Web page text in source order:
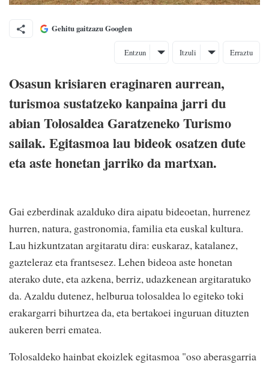
Gehitu gaitzazu Googlen
Entzun Itzuli Erraztu
Osasun krisiaren eraginaren aurrean,
turismoa sustatzeko kanpaina jarri du
abian Tolosaldea Garatzeneko Turismo
sailak. Egitasmoa lau bideok osatzen dute
eta aste honetan jarriko da martxan.
Gai ezberdinak azalduko dira aipatu bideoetan, hurrenez
hurren, natura, gastronomia, familia eta euskal kultura.
Lau hizkuntzatan argitaratu dira: euskaraz, katalanez,
gazteleraz eta frantsesez. Lehen bideoa aste honetan
aterako dute, eta azkena, berriz, udazkenean argitaratuko
da. Azaldu dutenez, helburua tolosaldea lo egiteko toki
erakargarri bihurtzea da, eta bertakoei inguruan dituzten
aukeren berri ematea.
Tolosaldeko hainbat ekoizlek egitasmoa "oso aberasgarria